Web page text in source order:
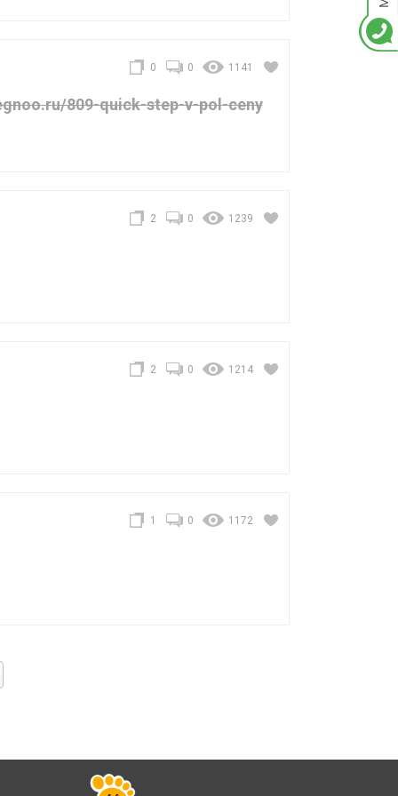
1141
0
0
809-quick-step-v-pol-ceny
1239
0
2
1214
0
2
1172
0
1